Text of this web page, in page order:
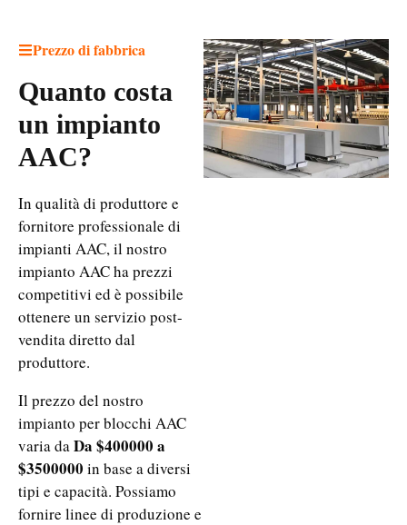
Prezzo di fabbrica
Quanto costa
un impianto
AAC?
In qualità di produttore e
fornitore professionale di
impianti AAC, il nostro
impianto AAC ha prezzi
competitivi ed è possibile
ottenere un servizio post-
vendita diretto dal
produttore.
Il prezzo del nostro
impianto per blocchi AAC
varia daDa $400000 a
$3500000 in base a diversi
tipi e capacità. Possiamo
fornire linee di produzione e